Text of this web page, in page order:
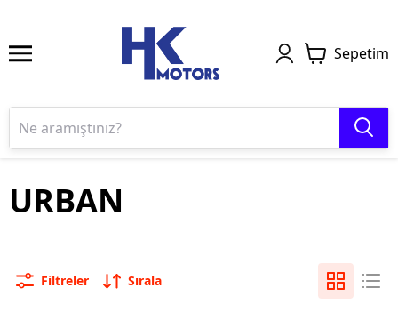
Sepetim
URBAN
Filtreler Sırala